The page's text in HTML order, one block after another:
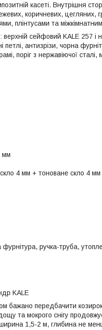
касеті. Внутрішня
коричневих, цегляних,
плінтусами та
верхній сейфовий KALE 257
петлі, антизрізи, чорна
поріг з нержавіючої
мм
4 мм + тоноване скло 4 мм
фурнітура, ручка-труба,
KALE
бажано передбачити
та мокрого снігу
ширина 1,5-2 м, глибина не